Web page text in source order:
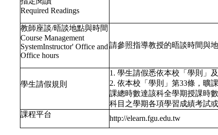
Required Readings
教師座談/晤談地點與時間
Course Management
SystemInstructor' Office and
Office hours
請參照指導教授的晤談時間與
學生請假規則
1. 學生請假悉依本校「學則」
2. 依本校「學則」第33條，曠
課總時數達該科全學期授課時
科目之學期各項學習成績考試
課程平台
http://elearn.fgu.edu.tw